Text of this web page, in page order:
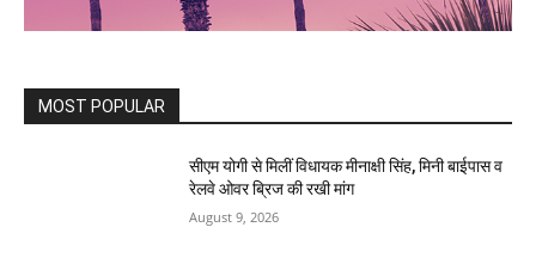
MOST POPULAR
सीएम योगी से मिलीं विधायक मीनाक्षी सिंह, मिनी बाईपास व
रेलवे ओवर ब्रिज की रखी मांग
August 9, 2026